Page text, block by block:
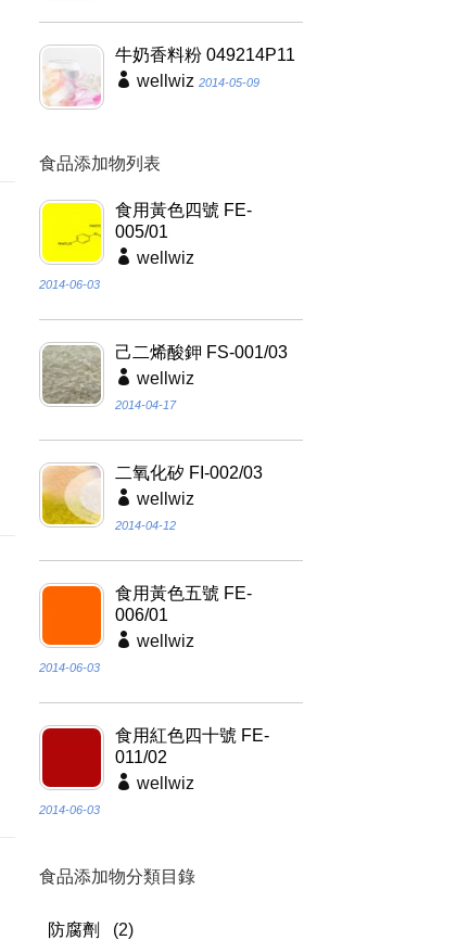
牛奶香料粉 049214P11
wellwiz 2014-05-09
食品添加物列表
食用黃色四號 FE-
005/01
wellwiz
2014-06-03
己二烯酸鉀 FS-001/03
wellwiz
2014-04-17
二氧化矽 FI-002/03
wellwiz
2014-04-12
食用黃色五號 FE-
006/01
wellwiz
2014-06-03
食用紅色四十號 FE-
011/02
wellwiz
2014-06-03
食品添加物分類目錄
防腐劑
(2)